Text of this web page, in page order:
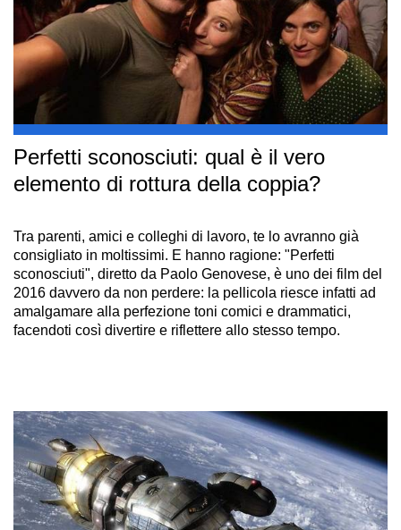
Perfetti sconosciuti: qual è il vero
elemento di rottura della coppia?
Tra parenti, amici e colleghi di lavoro, te lo avranno già
consigliato in moltissimi. E hanno ragione: "Perfetti
sconosciuti", diretto da Paolo Genovese, è uno dei film del
2016 davvero da non perdere: la pellicola riesce infatti ad
amalgamare alla perfezione toni comici e drammatici,
facendoti così divertire e riflettere allo stesso tempo.